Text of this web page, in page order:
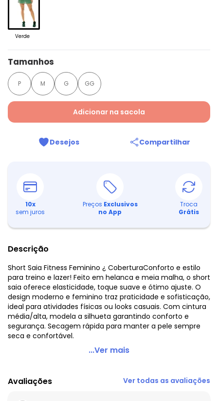
Verde
Tamanhos
P M G GG
Adicionar na sacola
Desejos Compartilhar
10x
sem juros
Preços Exclusivos
no App
Troca
Grátis
Descrição
Short Saia Fitness Feminino ¿ CoberturaConforto e estilo
para treino e lazer! Feito em helanca e meia malha, o short
saia oferece elasticidade, toque suave e ótimo ajuste. O
design moderno e feminino traz praticidade e sofisticação,
ideal para atividades físicas ou looks casuais. Com cintura
média/alta, modela a silhueta garantindo conforto e
segurança. Secagem rápida para manter a pele sempre
seca e confortável.
Cobertura - Short Saia Fitness Feminino Verde
Fornecedor: LULI INDÚSTRIA E COMÉRCIO DE CONFECÇÕES /
CNPJ 78.644.424/0001-86
...Ver mais
Avaliações Ver todas as avaliações